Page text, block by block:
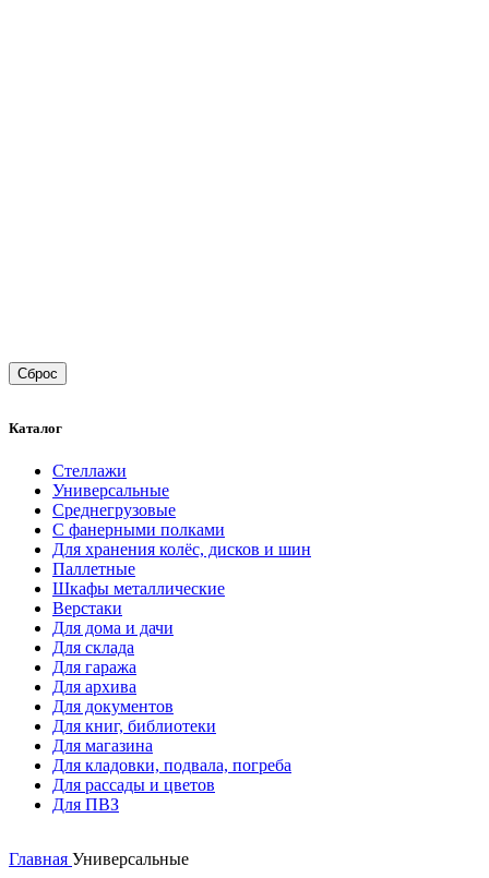
Сброс
Каталог
Стеллажи
Универсальные
Среднегрузовые
С фанерными полками
Для хранения колёс, дисков и шин
Паллетные
Шкафы металлические
Верстаки
Для дома и дачи
Для склада
Для гаража
Для архива
Для документов
Для книг, библиотеки
Для магазина
Для кладовки, подвала, погреба
Для рассады и цветов
Для ПВЗ
Главная Универсальные